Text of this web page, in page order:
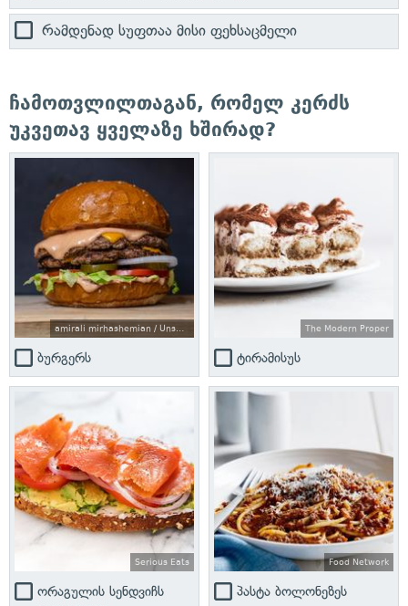
რამდენად სუფთაა მისი ფეხსაცმელი
ჩამოთვლილთაგან, რომელ კერძს
უკვეთავ ყველაზე ხშირად?
ბურგერს
The Modern Proper
ტირამისუს
Serious Eats
ორაგულის სენდვიჩს
Food Network
პასტა ბოლონეზეს